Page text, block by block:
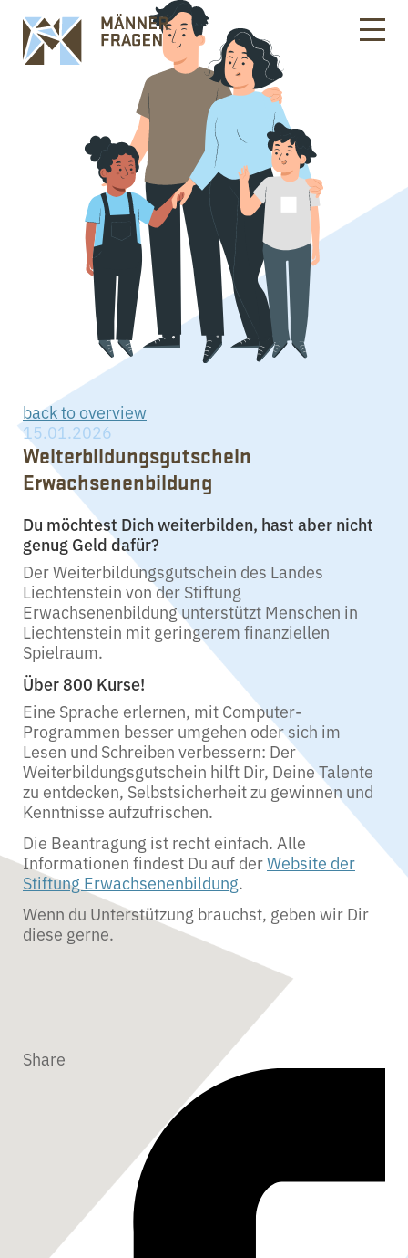
back to overview
15.01.2026
Weiterbildungsgutschein
Erwachsenenbildung
Du möchtest Dich weiterbilden, hast aber nicht
genug Geld dafür?
Der Weiterbildungsgutschein des Landes
Liechtenstein von der Stiftung
Erwachsenenbildung unterstützt Menschen in
Liechtenstein mit geringerem finanziellen
Spielraum.
Über 800 Kurse!
Eine Sprache erlernen, mit Computer-
Programmen besser umgehen oder sich im
Lesen und Schreiben verbessern: Der
Weiterbildungsgutschein hilft Dir, Deine Talente
zu entdecken, Selbstsicherheit zu gewinnen und
Kenntnisse aufzufrischen.
Die Beantragung ist recht einfach. Alle
Informationen findest Du auf derWebsite der
Stiftung Erwachsenenbildung.
Wenn du Unterstützung brauchst, geben wir Dir
diese gerne.
Share